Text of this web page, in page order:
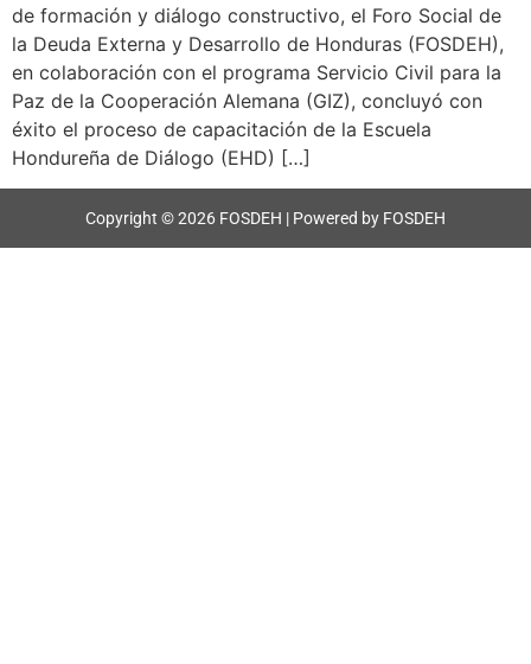
de formación y diálogo constructivo, el Foro Social de
la Deuda Externa y Desarrollo de Honduras (FOSDEH),
en colaboración con el programa Servicio Civil para la
Paz de la Cooperación Alemana (GIZ), concluyó con
éxito el proceso de capacitación de la Escuela
Hondureña de Diálogo (EHD) […]
Copyright © 2026 FOSDEH | Powered by FOSDEH